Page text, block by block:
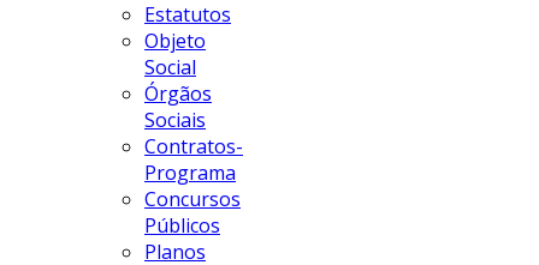
Estatutos
Objeto
Social
Órgãos
Sociais
Contratos-
Programa
Concursos
Públicos
Planos